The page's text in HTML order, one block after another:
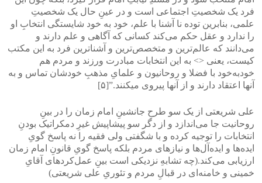
فرد یک شخصیتِ اجتماعی است و در عینِ حال یک شخصیتِ
علمی‌، بنابرین توده‌ نا آشنا با علم، خود‌ به‌ خود شایستگی‌ انتخابِ او
را ندارد و عقل حکم می‌کند کسانی‌ که آگاهی‌ و علم دارند و
می‌دانند که عالم‌ترین و متخصص‌ترین و آشنا‌ترین فرد به این مکتب
کیست، یعنی‌ <> به این انتخابات مبادرت ورزند و مردم هم
خود‌به‌خود با فضلا و روحانیون و علمایِ مذهبِ خودشان تماس و به
آنها اعتقاد دارند و از آنها پیروی میکنند.”[۵]
علی‌ شریعتی از یک سو طرحِ جانشینِ امام زمان را در بینِ
روحانیت جا می‌اندازد و از دگر سو پیشاپیش غیرِ دمکراتیک بودنِ
انتخابات را توجیه کرده و با شگفتی ولی فقیه را نه پاسخ گویِ
ایده‌ها و ایده‌آل‌ها و نیاز‌های مردم بلکه پاسخ گویِ قانونِ امام زمان
ارزیابی می‌کند.(چه تشابهِ نزدیکی‌ است بینِ عمل‌کردها‌ی آقایِ
خمینی و خامنه‌ای در قبالِ مردم و تئوریِ علی‌ شریعتی)